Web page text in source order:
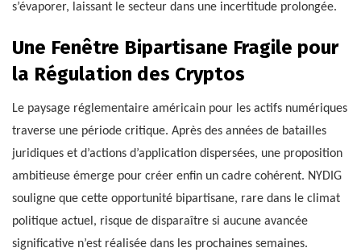
s’évaporer, laissant le secteur dans une incertitude prolongée.
Une Fenêtre Bipartisane Fragile pour
la Régulation des Cryptos
Le paysage réglementaire américain pour les actifs numériques
traverse une période critique. Après des années de batailles
juridiques et d’actions d’application dispersées, une proposition
ambitieuse émerge pour créer enfin un cadre cohérent. NYDIG
souligne que cette opportunité bipartisane, rare dans le climat
politique actuel, risque de disparaître si aucune avancée
significative n’est réalisée dans les prochaines semaines.